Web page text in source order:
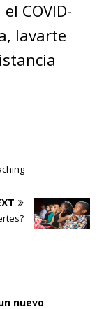
COVID-
lavarte
nuevo